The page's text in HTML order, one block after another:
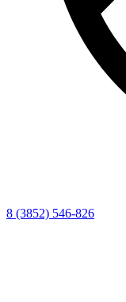
8 (3852) 546-826